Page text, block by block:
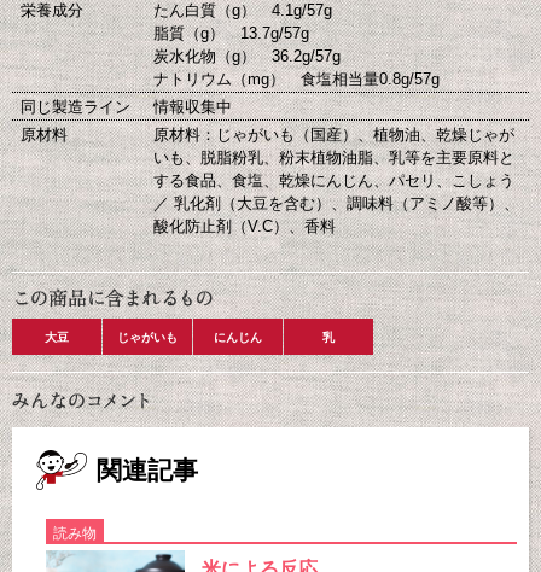
栄養成分
たん白質（g） 4.1g/57g
脂質（g） 13.7g/57g
炭水化物（g） 36.2g/57g
ナトリウム（mg） 食塩相当量0.8g/57g
同じ製造ライン
情報収集中
原材料
原材料：じゃがいも（国産）、植物油、乾燥じゃが
いも、脱脂粉乳、粉末植物油脂、乳等を主要原料と
する食品、食塩、乾燥にんじん、パセリ、こしょう
／ 乳化剤（大豆を含む）、調味料（アミノ酸等）、
酸化防止剤（V.C）、香料
大豆 じゃがいも にんじん 乳
関連記事
読み物